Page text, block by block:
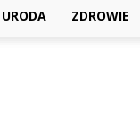
URODA ZDROWIE